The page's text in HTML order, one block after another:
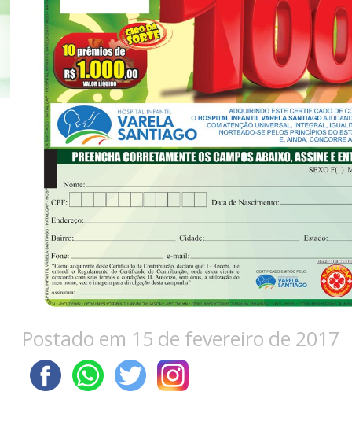
Postado em 15 de fevereiro de 2017